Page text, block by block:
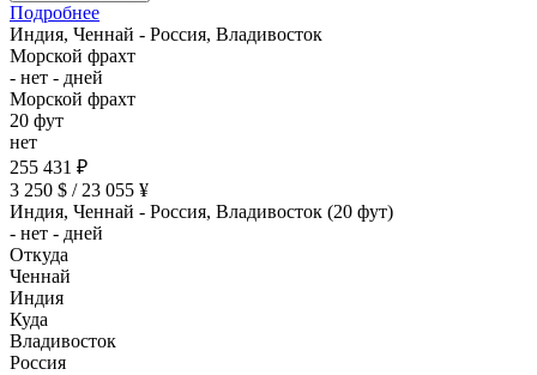
Подробнее
Индия, Ченнай - Россия, Владивосток
Морской фрахт
- нет - дней
Морской фрахт
20 фут
нет
255 431 ₽
3 250 $ / 23 055 ¥
Индия, Ченнай - Россия, Владивосток (20 фут)
- нет - дней
Откуда
Ченнай
Индия
Куда
Владивосток
Россия